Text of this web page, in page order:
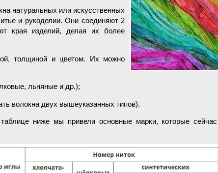
натуральных или искусственных
и рукоделии. Они соединяют 2
края изделий, делая их более
толщиной и цветом. Их можно
льняные и др.);
волокна двух вышеуказанных типов).
ниже мы привели основные марки, которые